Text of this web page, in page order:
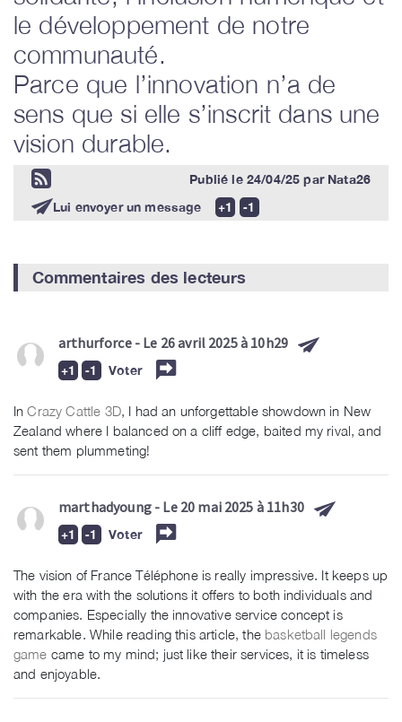
le développement de notre
communauté.
Parce que l’innovation n’a de
sens que si elle s’inscrit dans une
vision durable.
Publié le 24/04/25 par Nata26
Lui envoyer un message
Commentaires des lecteurs
arthurforce- Le 26 avril 2025 à 10h29
Voter
InCrazy Cattle 3D, I had an unforgettable showdown in New
Zealand where I balanced on a cliff edge, baited my rival, and
sent them plummeting!
marthadyoung- Le 20 mai 2025 à 11h30
Voter
The vision of France Téléphone is really impressive. It keeps up
with the era with the solutions it offers to both individuals and
companies. Especially the innovative service concept is
remarkable. While reading this article, the basketball legends
game came to my mind; just like their services, it is timeless
and enjoyable.